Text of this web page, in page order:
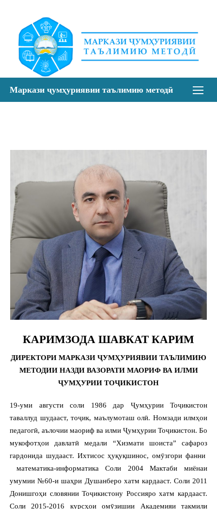
content
Маркази ҷумҳуриявии таълимию методӣ
КАРИМЗОДА ШАВКАТ КАРИМ
ДИРЕКТОРИ МАРКАЗИ ҶУМҲУРИЯВИИ ТАЪЛИМИЮ
МЕТОДИИ НАЗДИ ВАЗОРАТИ МАОРИФ ВА ИЛМИ
ҶУМҲУРИИ ТОҶИКИСТОН
19-уми августи соли 1986 дар Ҷумҳурии Тоҷикистон
таваллуд шудааст, тоҷик, маълумоташ олӣ. Номзади илмҳои
педагогӣ, аълочии маориф ва илми Ҷумҳурии Тоҷикистон. Бо
мукофотҳои давлатӣ медали “Хизмати шоиста” сафароз
гардонида шудааст. Ихтисос ҳуқуқшинос, омӯзгори фанни
математика-информатика Соли 2004 Мактаби миёнаи
умумии №60-и шаҳри Душанберо хатм кардааст. Соли 2011
Донишгоҳи словянии Тоҷикистону Россияро хатм кардааст.
Соли 2015-2016 курсҳои омӯзишии Академияи такмили